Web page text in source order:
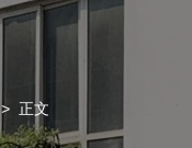
> 正文